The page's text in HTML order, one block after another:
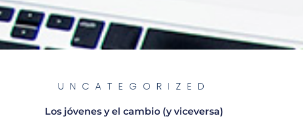
UNCATEGORIZED
Los jóvenes y el cambio (y viceversa)